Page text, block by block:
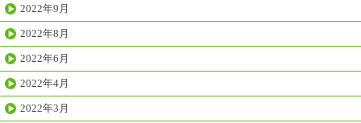
2022年9月
2022年8月
2022年6月
2022年4月
2022年3月